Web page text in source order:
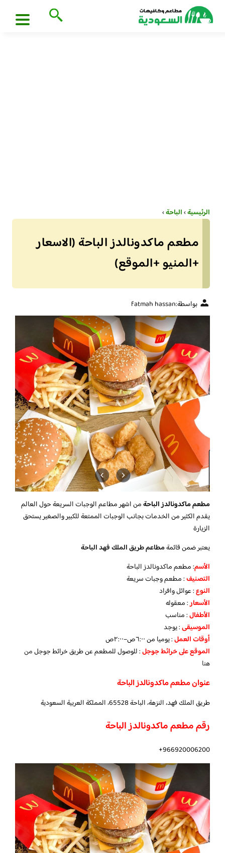
الرئيسية›الباحة›
مطعم ماكدونالدز الباحة (الاسعار
+المنيو +الموقع)
بواسطة:fatmah hassan
مطعم ماكدونالدز الباحةمن اشهر مطاعم الوجبات السريعة حول العالم
يقدم الكثير من الخدمات بجانب الوجبات الممتعة للكبير والصغير يستحق
الزيارة
يعتبر ضمن قائمةمطاعم طريق الملك فهد الباحة
الأسم: مطعم ماكدونالدز الباحة
التصنيف: مطعم وجبات سريعة
النوع: عوائل وافراد
الأسعار: معقوله
الأطفال: مناسب
الموسيقى: يوجد
أوقات العمل: يوميا من ٦:٠٠ص–٢:٠٠ص
الموقع على خرائط جوجل: للوصول للمطعم عن طريق خرائط جوجلمن
هنا
عنوان مطعم ماكدونالدز الباحة
طريق الملك فهد، النزهة، الباحة 65528، المملكة العربية السعودية
رقم مطعم ماكدونالدز الباحة
966920006200+